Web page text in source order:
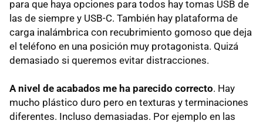
para que haya opciones para todos hay tomas USB de
las de siempre y USB-C. También hay plataforma de
carga inalámbrica con recubrimiento gomoso que deja
el teléfono en una posición muy protagonista. Quizá
demasiado si queremos evitar distracciones.
A nivel de acabados me ha parecido correcto. Hay
mucho plástico duro pero en texturas y terminaciones
diferentes. Incluso demasiadas. Por ejemplo en las